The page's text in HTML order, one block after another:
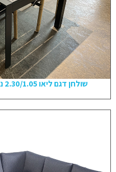
שולחן דגם ליאו 2.30/1.05 נפתח ל 3.45 – שולחן בלבד